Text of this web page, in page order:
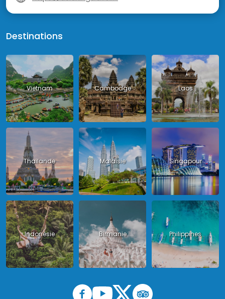
Destinations
Vietnam Cambodge Laos
Thailande Malaisie Singapour
Indonésie Birmanie Philippines